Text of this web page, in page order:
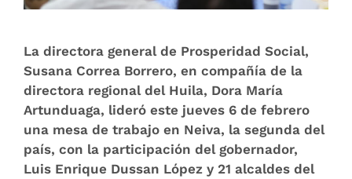
La directora general de Prosperidad Social,
Susana Correa Borrero, en compañía de la
directora regional del Huila, Dora María
Artunduaga, lideró este jueves 6 de febrero
una mesa de trabajo en Neiva, la segunda del
país, con la participación del gobernador,
Luis Enrique Dussan López y 21 alcaldes del